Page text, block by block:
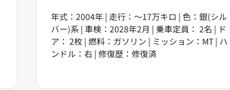
年式：2004年 | 走行：～17万キロ | 色：銀(シル
バー)系 | 車検：2028年2月 | 乗車定員： 2名 | ド
ア： 2枚 | 燃料：ガソリン | ミッション：MT | ハ
ンドル：右 | 修復歴：修復済